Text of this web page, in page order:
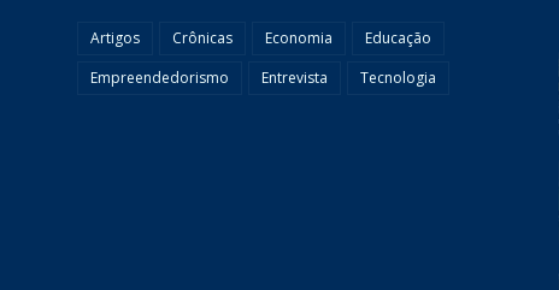
Artigos Crônicas Economia
Educação
Empreendedorismo
Entrevista Tecnologia